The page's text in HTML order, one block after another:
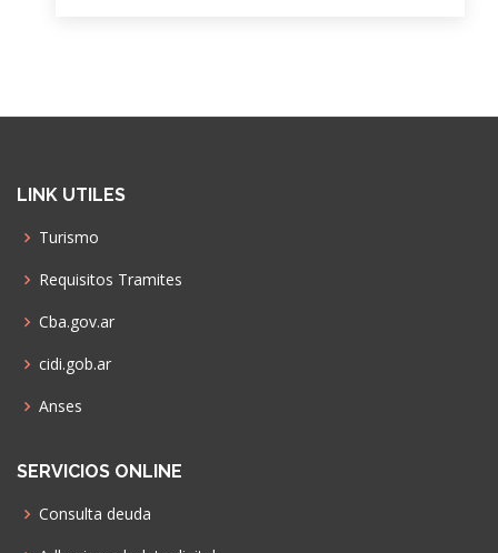
LINK UTILES
Turismo
Requisitos Tramites
Cba.gov.ar
cidi.gob.ar
Anses
SERVICIOS ONLINE
Consulta deuda